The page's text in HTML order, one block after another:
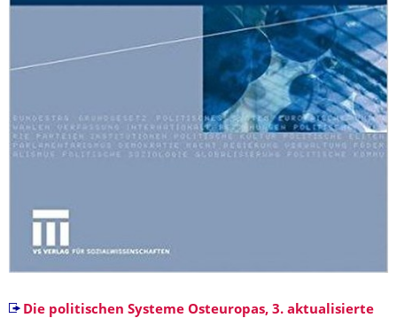
Die politischen Systeme Osteuropas, 3. aktualisierte